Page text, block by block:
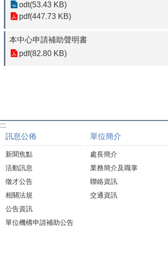
odt(53.43 KB)
pdf(447.73 KB)
本中心申請補助聲明書
pdf(82.80 KB)
:::
訊息公佈
新聞焦點
活動訊息
徵才公告
相關法規
公告資訊
單位機構申請補助公告
單位簡介
處長簡介
業務簡介及職掌
聯絡資訊
交通資訊